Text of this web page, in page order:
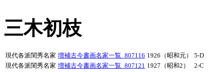
三木初枝
現代各派閨秀名家 増補古今書画名家一覧_807116 1926（昭和元）
5-D
現代各派閨秀名家 増補古今書画名家一覧_807121 1927（昭和2） 2-C